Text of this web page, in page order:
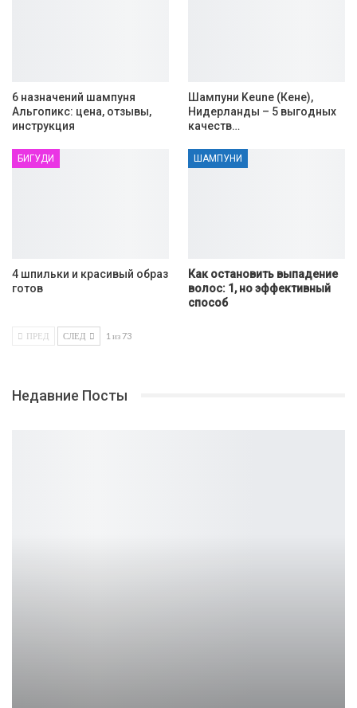
6 назначений шампуня
Альгопикс: цена, отзывы,
инструкция
Шампуни Keune (Кене),
Нидерланды – 5 выгодных
качеств…
БИГУДИ
4 шпильки и красивый образ
готов
ШАМПУНИ
Как остановить выпадение
волос: 1, но эффективный
способ
ПРЕД СЛЕД 1 из 73
Недавние Посты